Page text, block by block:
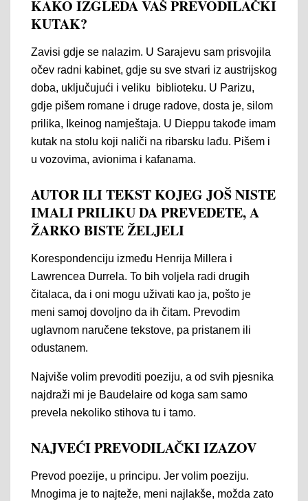
KAKO IZGLEDA VAŠ PREVODILAČKI
KUTAK?
Zavisi gdje se nalazim. U Sarajevu sam prisvojila
očev radni kabinet, gdje su sve stvari iz austrijskog
doba, uključujući i veliku biblioteku. U Parizu,
gdje pišem romane i druge radove, dosta je, silom
prilika, Ikeinog namještaja. U Dieppu takođe imam
kutak na stolu koji naliči na ribarsku lađu. Pišem i
u vozovima, avionima i kafanama.
AUTOR ILI TEKST KOJEG JOŠ NISTE
IMALI PRILIKU DA PREVEDETE, A
ŽARKO BISTE ŽELJELI
Korespondenciju između Henrija Millera i
Lawrencea Durrela. To bih voljela radi drugih
čitalaca, da i oni mogu uživati kao ja, pošto je
meni samoj dovoljno da ih čitam. Prevodim
uglavnom naručene tekstove, pa pristanem ili
odustanem.
Najviše volim prevoditi poeziju, a od svih pjesnika
najdraži mi je Baudelaire od koga sam samo
prevela nekoliko stihova tu i tamo.
NAJVEĆI PREVODILAČKI IZAZOV
Prevod poezije, u principu. Jer volim poeziju.
Mnogima je to najteže, meni najlakše, možda zato